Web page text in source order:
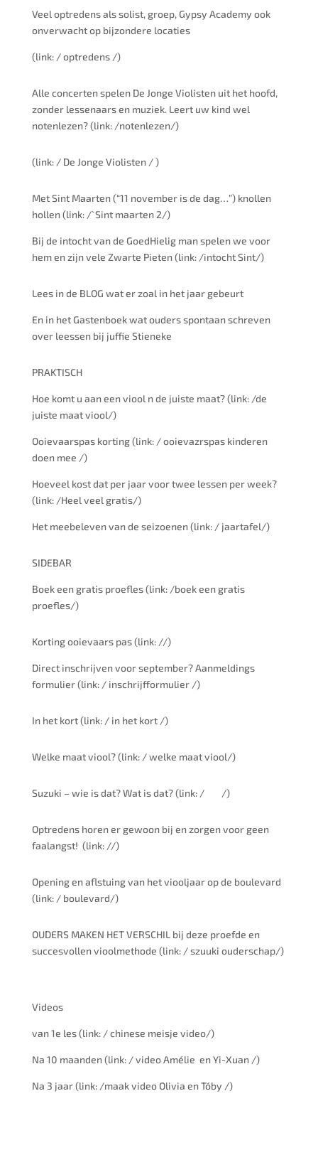
Veel optredens als solist, groep, Gypsy Academy ook
onverwacht op bijzondere locaties
(link: / optredens /)
Alle concerten spelen De Jonge Violisten uit het hoofd,
zonder lessenaars en muziek. Leert uw kind wel
notenlezen? (link: /notenlezen/)
(link: / De Jonge Violisten / )
Met Sint Maarten (“11 november is de dag…”) knollen
hollen (link: /`Sint maarten 2/)
Bij de intocht van de GoedHielig man spelen we voor
hem en zijn vele Zwarte Pieten (link: /intocht Sint/)
Lees in de BLOG wat er zoal in het jaar gebeurt
En in het Gastenboek wat ouders spontaan schreven
over leessen bij juffie Stieneke
PRAKTISCH
Hoe komt u aan een viool n de juiste maat? (link: /de
juiste maat viool/)
Ooievaarspas korting (link: / ooievazrspas kinderen
doen mee /)
Hoeveel kost dat per jaar voor twee lessen per week?
(link: /Heel veel gratis/)
Het meebeleven van de seizoenen (link: / jaartafel/)
SIDEBAR
Boek een gratis proefles (link: /boek een gratis
proefles/)
Korting ooievaars pas (link: //)
Direct inschrijven voor september? Aanmeldings
formulier (link: / inschrijfformulier /)
In het kort (link: / in het kort /)
Welke maat viool? (link: / welke maat viool/)
Suzuki – wie is dat? Wat is dat? (link: / /)
Optredens horen er gewoon bij en zorgen voor geen
faalangst! (link: //)
Opening en aflstuing van het viooljaar op de boulevard
(link: / boulevard/)
OUDERS MAKEN HET VERSCHIL bij deze proefde en
succesvollen vioolmethode (link: / szuuki ouderschap/)
Videos
van 1e les (link: / chinese meisje video/)
Na 10 maanden (link: / video Amélie en Yi-Xuan /)
Na 3 jaar (link: /maak video Olivia en Tóby /)